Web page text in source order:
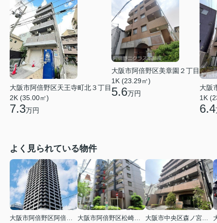
大阪市阿倍野区天王寺町北３丁目
2K (35.00㎡)
7.3万円
大阪市阿倍野区美章園２丁目
1K (23.29㎡)
5.6万円
大阪
1K
6.4
よく見られている物件
大阪市阿倍野区阿倍野筋１丁目
大阪市阿倍野区松崎町３丁目
大阪市中央区森ノ宮中央１丁目